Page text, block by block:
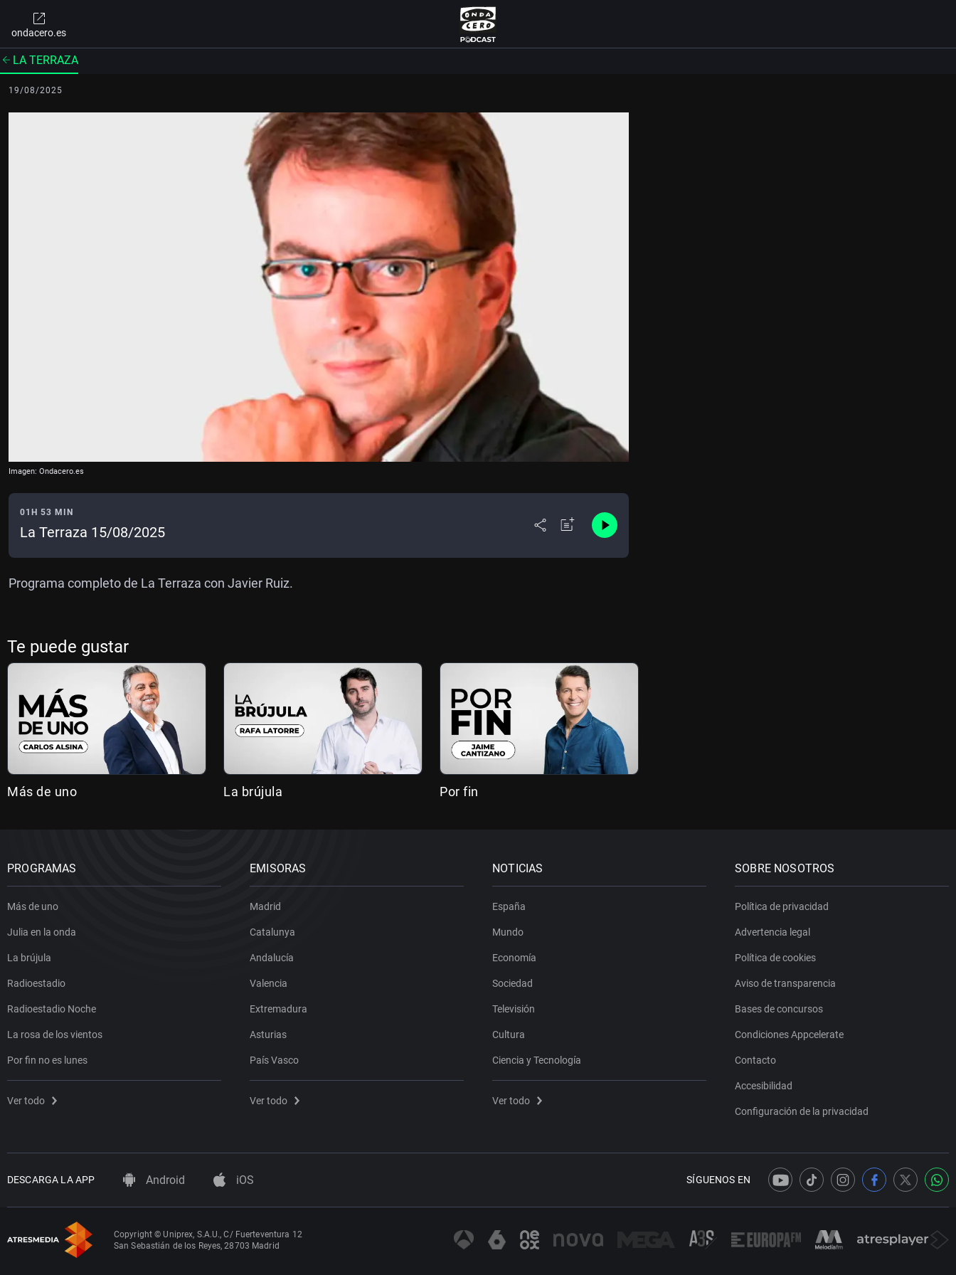
ondacero.es
LA TERRAZA
19/08/2025
Imagen: Ondacero.es
01H 53 MIN
La Terraza 15/08/2025
Programa completo de La Terraza con Javier Ruiz.
Te puede gustar
Más de uno La brújula Por fin
PROGRAMAS
Más de uno
Julia en la onda
La brújula
Radioestadio
Radioestadio Noche
La rosa de los vientos
Por fin no es lunes
Ver todo
EMISORAS
Madrid
Catalunya
Andalucía
Valencia
Extremadura
Asturias
País Vasco
Ver todo
NOTICIAS
España
Mundo
Economía
Sociedad
Televisión
Cultura
Ciencia y Tecnología
Ver todo
SOBRE NOSOTROS
Política de privacidad
Advertencia legal
Política de cookies
Aviso de transparencia
Bases de concursos
Condiciones Appcelerate
Contacto
Accesibilidad
Configuración de la privacidad
DESCARGA LA APP Android iOS SÍGUENOS EN
Copyright © Uniprex, S.A.U., C/ Fuerteventura 12
San Sebastián de los Reyes, 28703 Madrid